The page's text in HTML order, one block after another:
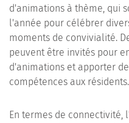
d'animations à thème, qui
l'année pour célébrer
moments de convivialité.
peuvent être invités pour
d'animations et apporter
compétences aux résidents.
En termes de connectivité,